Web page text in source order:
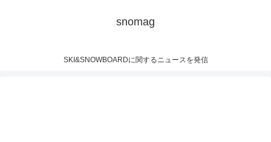
snomag
SKI&SNOWBOARDに関するニュースを発信